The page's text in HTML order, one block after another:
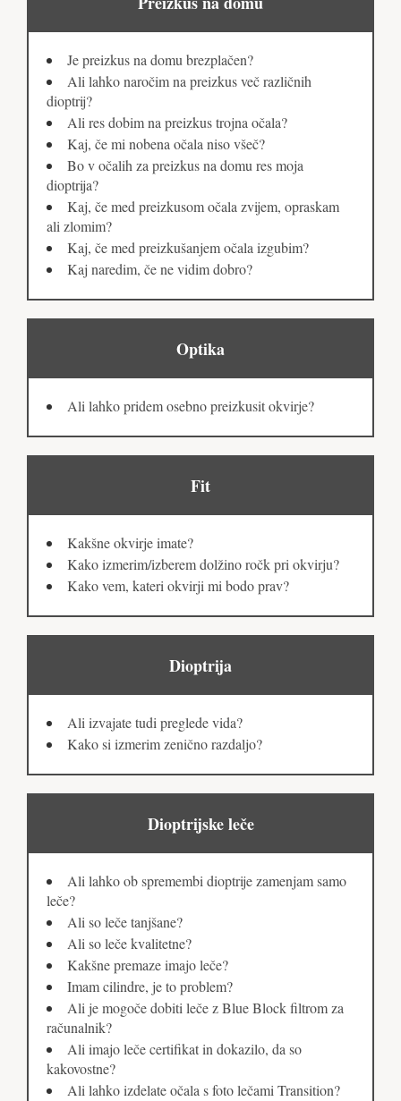
Je preizkus na domu brezplačen?
Ali lahko naročim na preizkus več različnih
dioptrij?
Ali res dobim na preizkus trojna očala?
Kaj, če mi nobena očala niso všeč?
Bo v očalih za preizkus na domu res moja
dioptrija?
Kaj, če med preizkusom očala zvijem, opraskam
ali zlomim?
Kaj, če med preizkušanjem očala izgubim?
Kaj naredim, če ne vidim dobro?
Optika
Ali lahko pridem osebno preizkusit okvirje?
Fit
Kakšne okvirje imate?
Kako izmerim/izberem dolžino ročk pri okvirju?
Kako vem, kateri okvirji mi bodo prav?
Dioptrija
Ali izvajate tudi preglede vida?
Kako si izmerim zenično razdaljo?
Dioptrijske leče
Ali lahko ob spremembi dioptrije zamenjam samo
leče?
Ali so leče tanjšane?
Ali so leče kvalitetne?
Kakšne premaze imajo leče?
Imam cilindre, je to problem?
Ali je mogoče dobiti leče z Blue Block filtrom za
računalnik?
Ali imajo leče certifikat in dokazilo, da so
kakovostne?
Ali lahko izdelate očala s foto lečami Transition?